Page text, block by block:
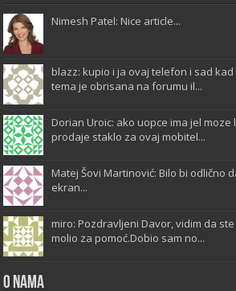
Nimesh Patel: Nice article...
blazz: kupio i ja ovaj telefon i sad
tema je obrisana na forumu il...
Dorian Uroic: ako uopce ima jel
prodaje staklo za ovaj mobitel...
Matej Šovi Martinović: Bilo bi odlično
ekran...
miro: Pozdravljeni Davor, vidim da
molio za pomoć.Dobio sam no...
O Nama